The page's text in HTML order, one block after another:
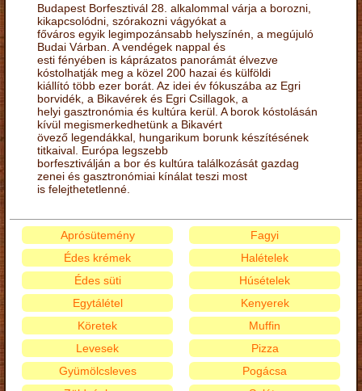
Budapest Borfesztivál 28. alkalommal várja a borozni,
kikapcsolódni, szórakozni vágyókat a
főváros egyik legimpozánsabb helyszínén, a megújuló
Budai Várban. A vendégek nappal és
esti fényében is káprázatos panorámát élvezve
kóstolhatják meg a közel 200 hazai és külföldi
kiállító több ezer borát. Az idei év fókuszába az Egri
borvidék, a Bikavérek és Egri Csillagok, a
helyi gasztronómia és kultúra kerül. A borok kóstolásán
kívül megismerkedhetünk a Bikavért
övező legendákkal, hungarikum borunk készítésének
titkaival. Európa legszebb
borfesztiválján a bor és kultúra találkozását gazdag
zenei és gasztronómiai kínálat teszi most
is felejthetetlenné.
Aprósütemény
Édes krémek
Édes süti
Egytálétel
Fagyi
Halételek
Húsételek
Kenyerek
Köretek
Levesek
Gyümölcsleves
Muffin
Pizza
Pogácsa